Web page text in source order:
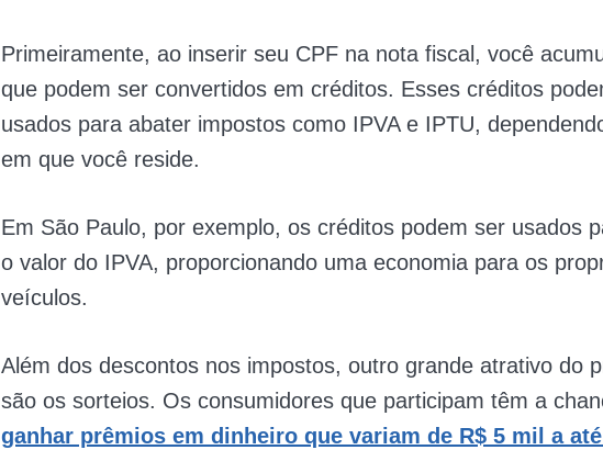
Primeiramente, ao inserir seu CPF na nota fiscal, você
que podem ser convertidos em créditos. Esses créditos
usados para abater impostos como IPVA e IPTU,
em que você reside.
Em São Paulo, por exemplo, os créditos podem ser usados
o valor do IPVA, proporcionando uma economia para os
veículos​.
Além dos descontos nos impostos, outro grande atrativo do
são os sorteios. Os consumidores que participam têm a
ganhar prêmios em dinheiro que variam de R$ 5 mil a